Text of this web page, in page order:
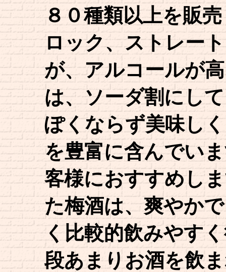
８０種類以上を販
ロック、ストレー
が、アルコールが
は、ソーダ割にし
ぽくならず美味し
を豊富に含んでい
客様におすすめし
た梅酒は、爽やか
く比較的飲みやす
段あまりお酒を飲